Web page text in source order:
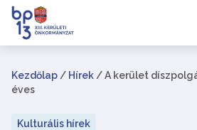
Kezdőlap / Hírek /A kerület
éves
Kulturális hírek